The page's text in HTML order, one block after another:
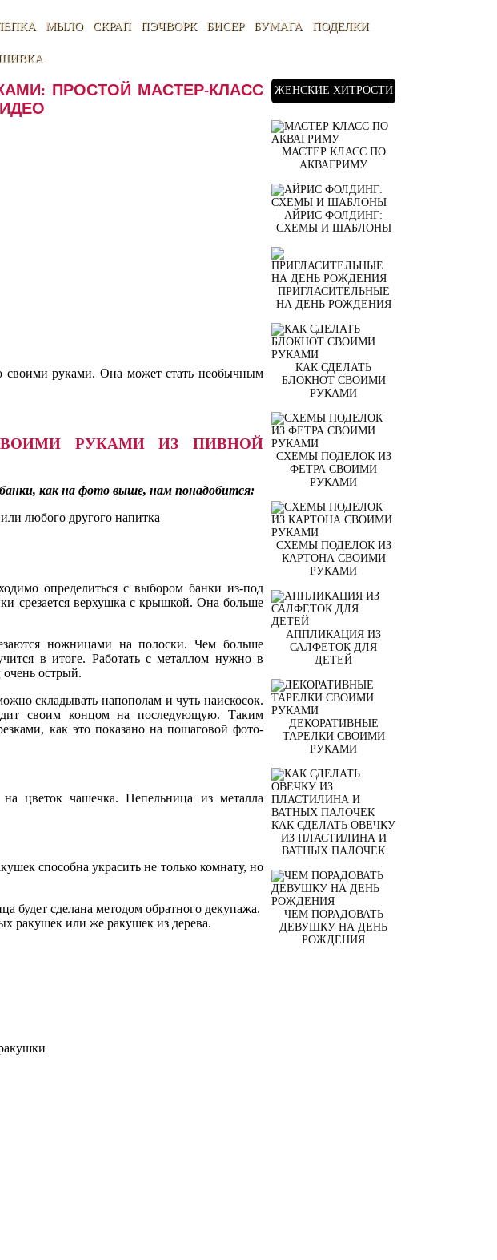
МЫЛО СКРАП ПЭЧВОРК БИСЕР БУМАГА ПОДЕЛКИ
ЖЕНСКИЕ ХИТРОСТИ
МАСТЕР КЛАСС ПО
АКВАГРИМУ
АЙРИС ФОЛДИНГ:
СХЕМЫ И ШАБЛОНЫ
ПРИГЛАСИТЕЛЬНЫЕ
НА ДЕНЬ РОЖДЕНИЯ
КАК СДЕЛАТЬ
БЛОКНОТ СВОИМИ
РУКАМИ
СХЕМЫ ПОДЕЛОК ИЗ
ФЕТРА СВОИМИ
РУКАМИ
СХЕМЫ ПОДЕЛОК ИЗ
КАРТОНА СВОИМИ
РУКАМИ
АППЛИКАЦИЯ ИЗ
САЛФЕТОК ДЛЯ
ДЕТЕЙ
ДЕКОРАТИВНЫЕ
ТАРЕЛКИ СВОИМИ
РУКАМИ
КАК СДЕЛАТЬ ОВЕЧКУ
ИЗ ПЛАСТИЛИНА И
ВАТНЫХ ПАЛОЧЕК
ЧЕМ ПОРАДОВАТЬ
ДЕВУШКУ НА ДЕНЬ
РОЖДЕНИЯ
ПРОСТОЙ МАСТЕР-КЛАСС
своими руками. Она может стать необычным
РУКАМИ ИЗ ПИВНОЙ
как на фото выше, нам понадобится:
любого другого напитка
определиться с выбором банки из-под
срезается верхушка с крышкой. Она больше
ножницами на полоски. Чем больше
в итоге. Работать с металлом нужно в
острый.
складывать напополам и чуть наискосок.
своим концом на последующую. Таким
как это показано на пошаговой фото-
цветок чашечка. Пепельница из металла
способна украсить не только комнату, но
будет сделана методом обратного декупажа.
ракушек или же ракушек из дерева.